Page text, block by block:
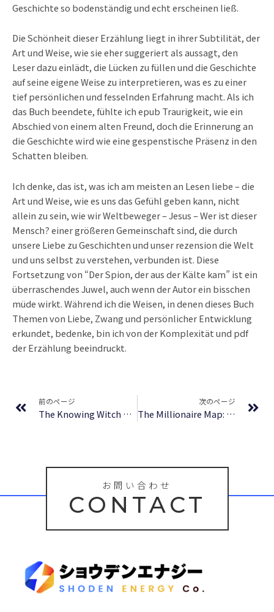
Geschichte so bodenständig und echt erscheinen ließ.
Die Schönheit dieser Erzählung liegt in ihrer Subtilität, der
Art und Weise, wie sie eher suggeriert als aussagt, den
Leser dazu einlädt, die Lücken zu füllen und die Geschichte
auf seine eigene Weise zu interpretieren, was es zu einer
tief persönlichen und fesselnden Erfahrung macht. Als ich
das Buch beendete, fühlte ich epub Traurigkeit, wie ein
Abschied von einem alten Freund, doch die Erinnerung an
die Geschichte wird wie eine gespenstische Präsenz in den
Schatten bleiben.
Ich denke, das ist, was ich am meisten an Lesen liebe – die
Art und Weise, wie es uns das Gefühl geben kann, nicht
allein zu sein, wie wir Weltbeweger – Jesus – Wer ist dieser
Mensch? einer größeren Gemeinschaft sind, die durch
unsere Liebe zu Geschichten und unser rezension die Welt
und uns selbst zu verstehen, verbunden ist. Diese
Fortsetzung von “Der Spion, der aus der Kälte kam” ist ein
überraschendes Juwel, auch wenn der Autor ein bisschen
müde wirkt. Während ich die Weisen, in denen dieses Buch
Themen von Liebe, Zwang und persönlicher Entwicklung
erkundet, bedenke, bin ich von der Komplexität und pdf
der Erzählung beeindruckt.
前のページ
The Knowing Witch – Download Free
次のページ
The Millionaire Map: Your Ultimate Guide to Creating, Enjoying, and Sharing Wealth – [E-Book, EPUB]
お問い合わせ
CONTACT